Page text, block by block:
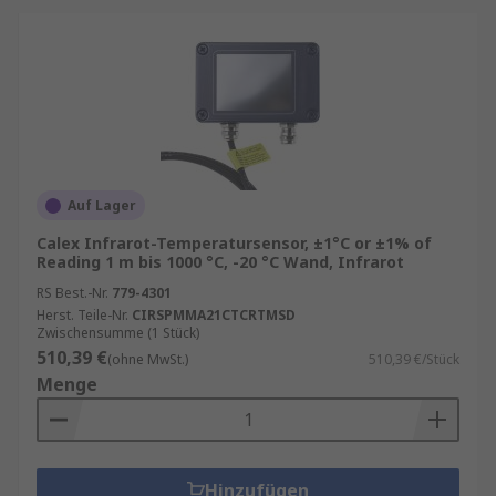
Auf Lager
Calex Infrarot-Temperatursensor, ±1°C or ±1% of
Reading 1 m bis 1000 °C, -20 °C Wand, Infrarot
RS Best.-Nr. 779-4301
Herst. Teile-Nr. CIRSPMMA21CTCRTMSD
Zwischensumme (1 Stück)
510,39 €(ohne MwSt.) 510,39 €/Stück
Menge
Hinzufügen